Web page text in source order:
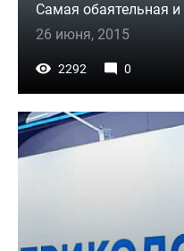
Самая обаятельная и
26 июня, 2015
2292 0